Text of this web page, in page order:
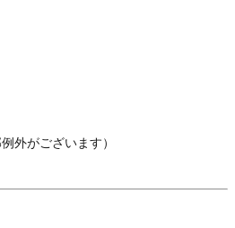
外がございます）